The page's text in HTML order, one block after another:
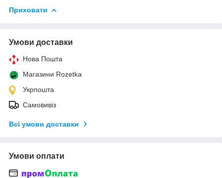
Приховати
Умови доставки
Нова Пошта
Магазини Rozetka
Укрпошта
Самовивіз
Всі умови доставки
Умови оплати